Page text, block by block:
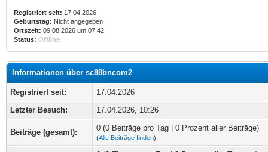
Registriert seit: 17.04.2026
Geburtstag: Nicht angegeben
Ortszeit: 09.08.2026 um 07:42
Status: Offline
Informationen über sc88bncom2
Registriert seit:
17.04.2026
Letzter Besuch:
17.04.2026, 10:26
Beiträge (gesamt): 0 (0 Beiträge pro Tag | 0 Prozent aller Beiträge)
(Alle Beiträge finden)